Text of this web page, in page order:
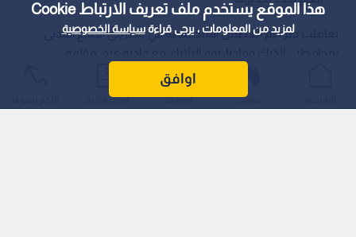
هذا الموقع يستخدم ملف تعريف الارتباط Cookie
لمزيد من المعلومات ، يرجى قراءةسياسة الخصوصية
اوافق
تعاملت طواقم الغطس المتخصصة في مديريتي الدفاع المدني
لشقيقين يبلغان من العمر 15 و20 عاما، وذلك بعد سقوطهما داخل
إحدى البرك الزراعية في منطقة الموجب.
عواجل المباشر أحدث الأخبار